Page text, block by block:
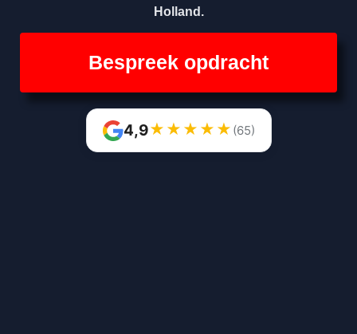
Holland.
Bespreek opdracht
4,9★ ★ ★ ★ ★ (65)